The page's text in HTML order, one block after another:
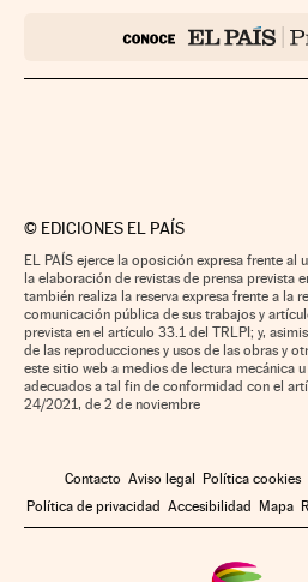
© EDICIONES EL PAÍS
EL PAÍS ejerce la oposición expresa frente al
la elaboración de revistas de prensa prevista
también realiza la reserva expresa frente a la
comunicación pública de sus trabajos y
prevista en el artículo 33.1 del TRLPI; y,
de las reproducciones y usos de las obras y
este sitio web a medios de lectura mecánica
adecuados a tal fin de conformidad con el
24/2021, de 2 de noviembre
Contacto Aviso legal Política cookies
Política de privacidad Accesibilidad Mapa